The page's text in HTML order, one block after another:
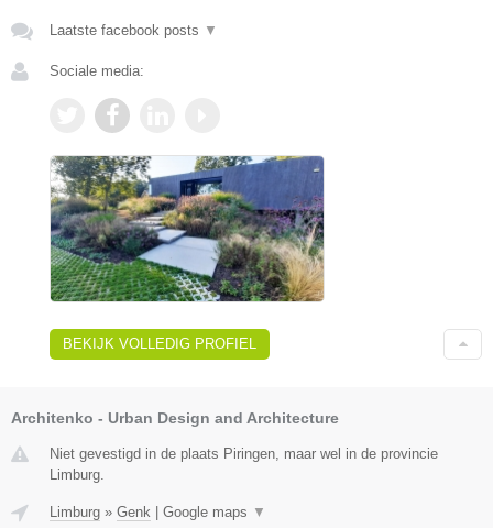
Laatste facebook posts ▼
Sociale media:
BEKIJK VOLLEDIG PROFIEL
Architenko - Urban Design and Architecture
Niet gevestigd in de plaats Piringen, maar wel in de provincie
Limburg.
Limburg » Genk Google maps ▼